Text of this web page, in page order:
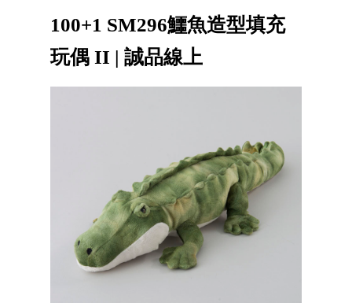
100+1 SM296鱷魚造型填充
玩偶 II | 誠品線上